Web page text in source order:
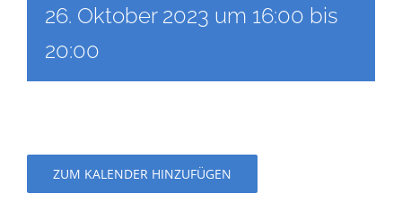
26. Oktober 2023 um 16:00 bis
20:00
ZUM KALENDER HINZUFÜGEN